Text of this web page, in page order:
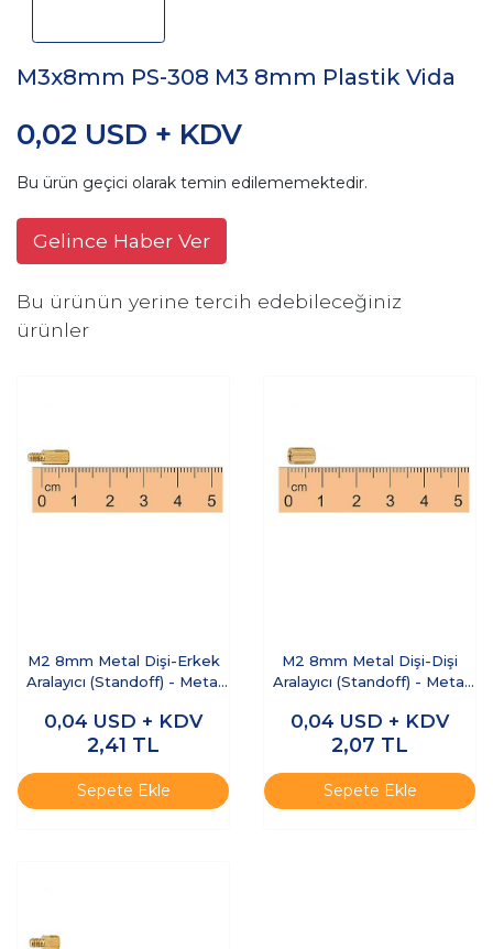
M3x8mm PS-308 M3 8mm Plastik Vida
0,02 USD + KDV
Bu ürün geçici olarak temin edilememektedir.
Gelince Haber Ver
Bu ürünün yerine tercih edebileceğiniz
ürünler
M2 8mm Metal Dişi-Erkek
Aralayıcı (Standoff) - Metal
0,04 USD + KDV
2,41 TL
Sepete Ekle
M2 8mm Metal Dişi-Dişi
Aralayıcı (Standoff) - Metal
0,04 USD + KDV
2,07 TL
Sepete Ekle